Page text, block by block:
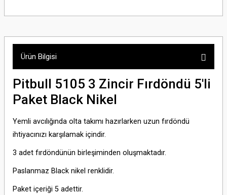
Ürün Bilgisi
Pitbull 5105 3 Zincir Fırdöndü 5'li
Paket Black Nikel
Yemli avcılığında olta takımı hazırlarken uzun fırdöndü
ihtiyacınızı karşılamak içindir.
3 adet fırdöndünün birleşiminden oluşmaktadır.
Paslanmaz Black nikel renklidir.
Paket içeriği 5 adettir.